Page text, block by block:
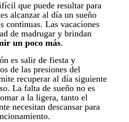
que puede resultar para
alcanzar al día un sueño
continuas. Las vacaciones
de madrugar y brindan
un poco más.
es salir de fiesta y
de las presiones del
recuperar al día siguiente
La falta de sueño no es
a la ligera, tanto el
necesitan descansar para